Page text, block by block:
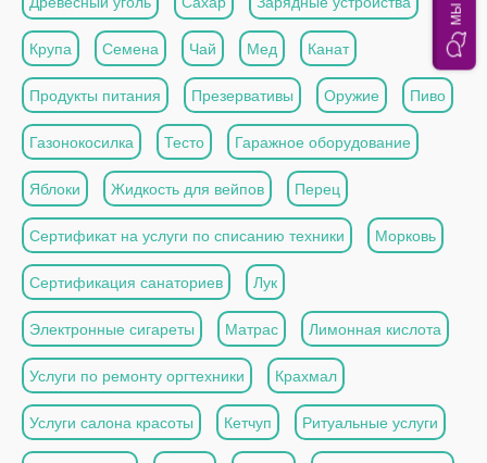
Крупа Семена Чай Мед Канат
Продукты питания Презервативы Оружие Пиво
Газонокосилка Тесто Гаражное оборудование
Яблоки Жидкость для вейпов Перец
Сертификат на услуги по списанию техники Морковь
Сертификация санаториев Лук
Электронные сигареты Матрас Лимонная кислота
Услуги по ремонту оргтехники Крахмал
Услуги салона красоты Кетчуп Ритуальные услуги